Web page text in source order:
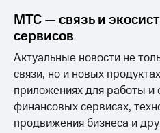
МТС — связь и
сервисов
Актуальные новости не
связи, но и новых
приложениях для работы и
финансовых сервисах,
продвижения бизнеса и